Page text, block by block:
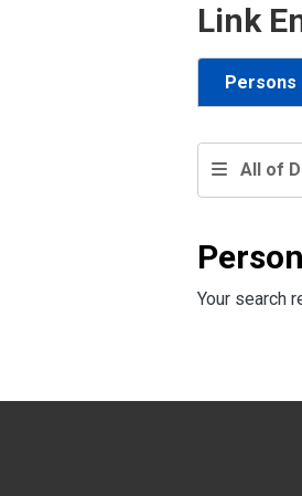
Link
Persons
All of
Your search